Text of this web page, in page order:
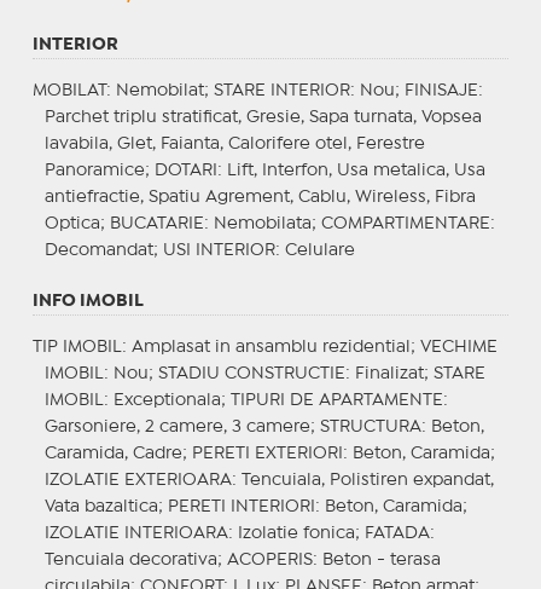
INTERIOR
MOBILAT : Nemobilat; STARE INTERIOR: Nou; FINISAJE :
Parchet triplu stratificat, Gresie, Sapa turnata, Vopsea
lavabila, Glet, Faianta, Calorifere otel, Ferestre
Panoramice;
DOTARI : Lift, Interfon, Usa metalica, Usa
antiefractie, Spatiu Agrement, Cablu, Wireless, Fibra
Optica; BUCATARIE : Nemobilata; COMPARTIMENTARE :
Decomandat; USI INTERIOR: Celulare
INFO IMOBIL
TIP IMOBIL : Amplasat in ansamblu rezidential; VECHIME
IMOBIL : Nou; STADIU CONSTRUCTIE : Finalizat; STARE
IMOBIL : Exceptionala; TIPURI DE APARTAMENTE :
Garsoniere, 2 camere, 3 camere; STRUCTURA: Beton,
Caramida, Cadre; PERETI EXTERIORI : Beton, Caramida;
IZOLATIE EXTERIOARA: Tencuiala, Polistiren expandat,
Vata bazaltica; PERETI INTERIORI : Beton, Caramida;
IZOLATIE INTERIOARA: Izolatie fonica; FATADA:
Tencuiala decorativa; ACOPERIS: Beton - terasa